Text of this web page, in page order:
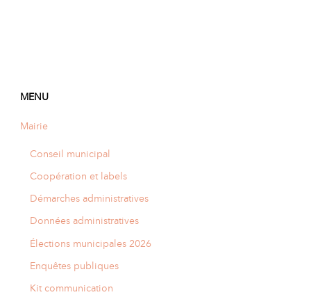
MENU
Mairie
Conseil municipal
Coopération et labels
Démarches administratives
Données administratives
Élections municipales 2026
Enquêtes publiques
Kit communication